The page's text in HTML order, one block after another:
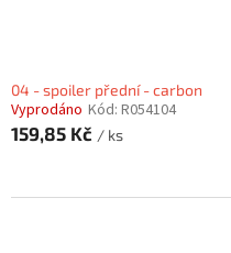
04 - spoiler přední - carbon
Vyprodáno Kód: R054104
159,85 Kč / ks